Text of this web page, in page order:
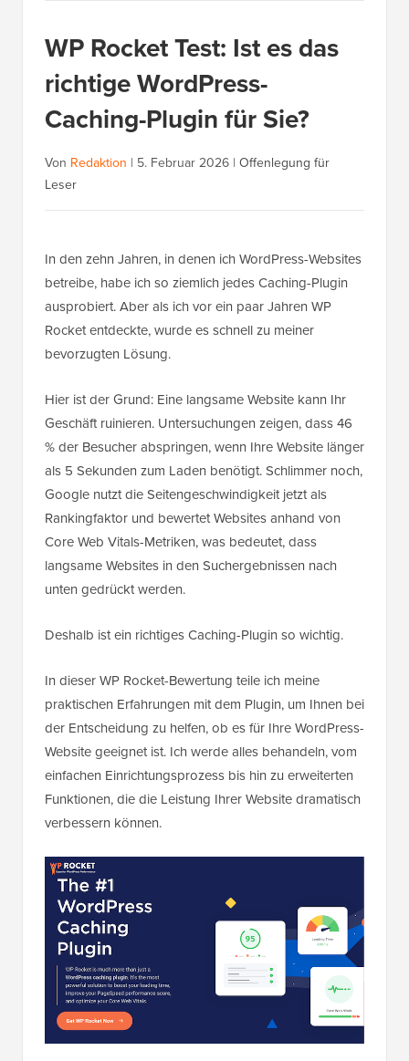
WP Rocket Test: Ist es das
richtige WordPress-
Caching-Plugin für Sie?
Von Redaktion | 5. Februar 2026 | Offenlegung für
Leser
In den zehn Jahren, in denen ich WordPress-Websites
betreibe, habe ich so ziemlich jedes Caching-Plugin
ausprobiert. Aber als ich vor ein paar Jahren WP
Rocket entdeckte, wurde es schnell zu meiner
bevorzugten Lösung.
Hier ist der Grund: Eine langsame Website kann Ihr
Geschäft ruinieren. Untersuchungen zeigen, dass 46
% der Besucher abspringen, wenn Ihre Website länger
als 5 Sekunden zum Laden benötigt. Schlimmer noch,
Google nutzt die Seitengeschwindigkeit jetzt als
Rankingfaktor und bewertet Websites anhand von
Core Web Vitals-Metriken, was bedeutet, dass
langsame Websites in den Suchergebnissen nach
unten gedrückt werden.
Deshalb ist ein richtiges Caching-Plugin so wichtig.
In dieser WP Rocket-Bewertung teile ich meine
praktischen Erfahrungen mit dem Plugin, um Ihnen bei
der Entscheidung zu helfen, ob es für Ihre WordPress-
Website geeignet ist. Ich werde alles behandeln, vom
einfachen Einrichtungsprozess bis hin zu erweiterten
Funktionen, die die Leistung Ihrer Website dramatisch
verbessern können.